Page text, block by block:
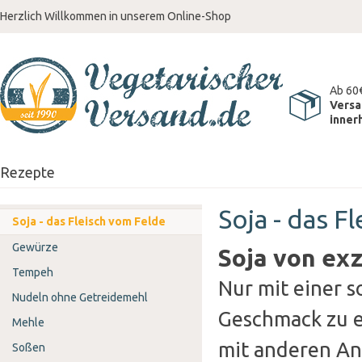
Herzlich Willkommen in unserem Online-Shop
Ab
Rezepte
Soja - das
Soja von
Nur mit einer
Geschmack zu
mit anderen
Soja - das Fleisch vom Felde
Gewürze
Tempeh
Nudeln ohne Getreidemehl
Mehle
Soßen